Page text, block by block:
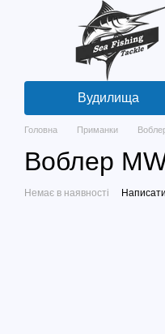
Перейти до основного
Вудилища
Головна Приманки
Воблер
Немає в наявності Написати